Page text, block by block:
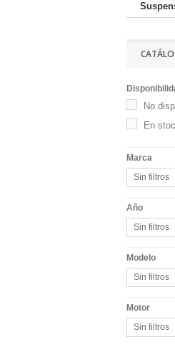
No
En
Marca
Sin filtros
Año
Sin filtros
Modelo
Sin filtros
Motor
Sin filtros